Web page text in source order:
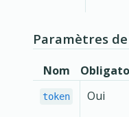
Paramètres
Nom
token Oui